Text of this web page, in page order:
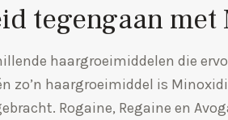
tegengaan
haargroeimiddelen die
zo’n haargroeimiddel is
Rogaine, Regaine en